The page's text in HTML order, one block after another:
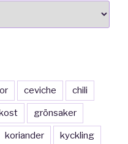
ceviche chili
grönsaker
koriander kyckling